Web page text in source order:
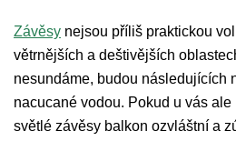
Závěsy nejsou příliš praktickou
větrnějších a deštivějších
nesundáme, budou následujících
nacucané vodou. Pokud u vás
světlé závěsy balkon ozvláštní a